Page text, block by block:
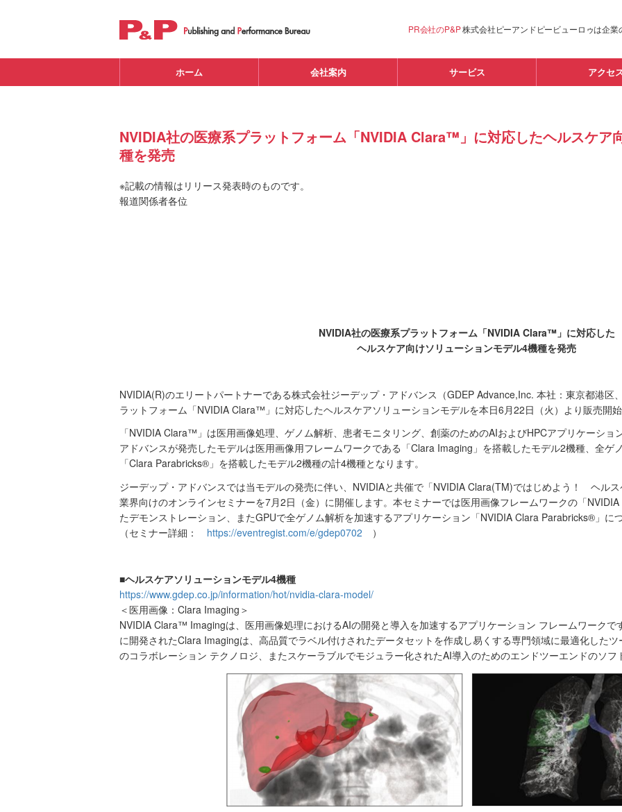
PR会社のP&P株式会社ピーアンドピービューロゥは企
ホーム 会社案内 サービス アクセ
NVIDIA社の医療系プラットフォーム「NVIDIA Clara™」に対応したヘルスケア
種を発売
※記載の情報はリリース発表時のものです。
報道関係者各位
NVIDIA社の医療系プラットフォーム「NVIDIA Clara™」に対応した
ヘルスケア向けソリューションモデル4機種を発売
NVIDIA(R)のエリートパートナーである株式会社ジーデップ・アドバンス（GDEP Advance,Inc. 本社：東京都港区
ラットフォーム「NVIDIA Clara™」に対応したヘルスケアソリューションモデルを本日6月22日（火）より販売開始
「NVIDIA Clara™」は医用画像処理、ゲノム解析、患者モニタリング、創薬のためのAIおよびHPCアプリケーショ
アドバンスが発売したモデルは医用画像用フレームワークである「Clara Imaging」を搭載したモデル2機種、全ゲ
「Clara Parabricks®」を搭載したモデル2機種の計4機種となります。
ジーデップ・アドバンスでは当モデルの発売に伴い、NVIDIAと共催で「NVIDIA Clara(TM)ではじめよう！ ヘル
業界向けのオンラインセミナーを7月2日（金）に開催します。本セミナーでは医用画像フレームワークの「
たデモンストレーション、またGPUで全ゲノム解析を加速するアプリケーション「NVIDIA Clara Parabricks®」に
（セミナー詳細： https://eventregist.com/e/gdep0702 ）
■ヘルスケアソリューションモデル4機種
https://www.gdep.co.jp/information/hot/nvidia-clara-model/
＜医用画像：Clara Imaging＞
NVIDIA Clara™ Imagingは、医用画像処理におけるAIの開発と導入を加速するアプリケーション フレームワークで
に開発されたClara Imagingは、高品質でラベル付けされたデータセットを作成し易くする専門領域に最適化した
のコラボレーション テクノロジ、またスケーラブルでモジュラー化されたAI導入のためのエンドツーエンドのソフ